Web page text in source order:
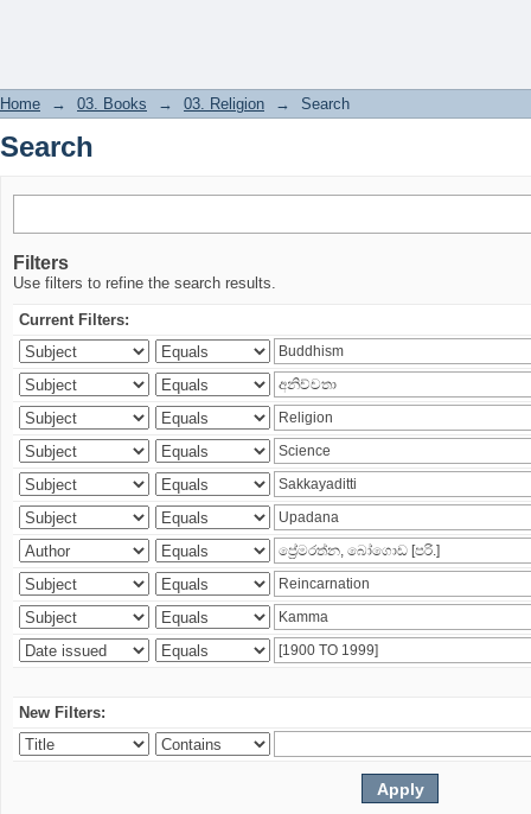
Home → 03. Books → 03. Religion → Search
Search
Filters
Use filters to refine the search results.
Current Filters:
New Filters: